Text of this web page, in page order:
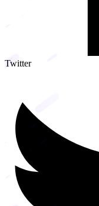
Twitter